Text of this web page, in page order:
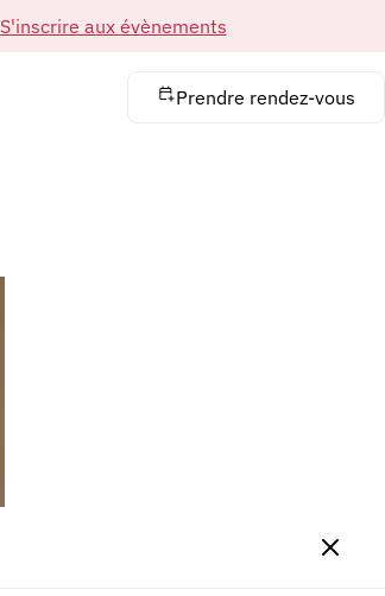
S'inscrire aux évènements
Prendre rendez-vous